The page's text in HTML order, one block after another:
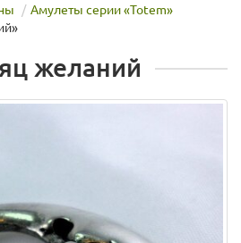
Амулеты серии «Totem»
желаний